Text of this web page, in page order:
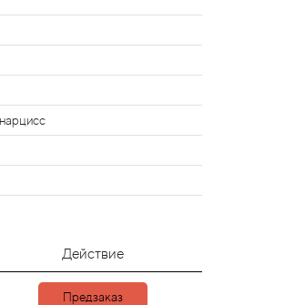
Действие
Предзаказ